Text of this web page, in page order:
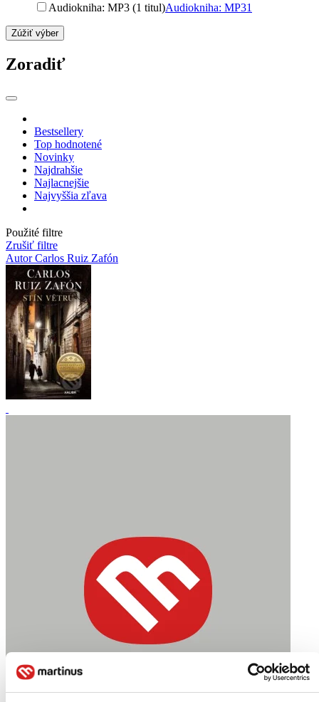
Audiokniha: MP3 (1 titul)Audiokniha: MP31
Zúžiť výber
Zoradiť
Bestsellery
Top hodnotené
Novinky
Najdrahšie
Najlacnejšie
Najvyššia zľava
Použité filtre
Zrušiť filtre
Autor Carlos Ruiz Zafón